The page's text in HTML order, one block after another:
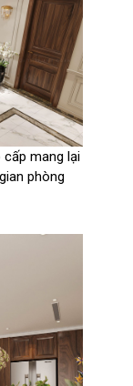
mang lại
phòng